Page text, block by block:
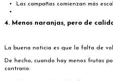
Las campañas comienzan más
4. Menos naranjas, pero de
La buena noticia es que la falta de
De hecho, cuando hay menos frutas
contrario: